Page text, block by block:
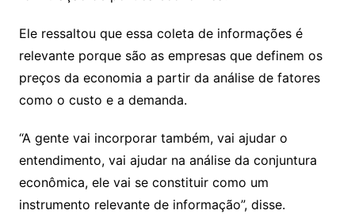
Ele ressaltou que essa coleta de informações é
relevante porque são as empresas que definem os
preços da economia a partir da análise de fatores
como o custo e a demanda.
“A gente vai incorporar também, vai ajudar o
entendimento, vai ajudar na análise da conjuntura
econômica, ele vai se constituir como um
instrumento relevante de informação”, disse.